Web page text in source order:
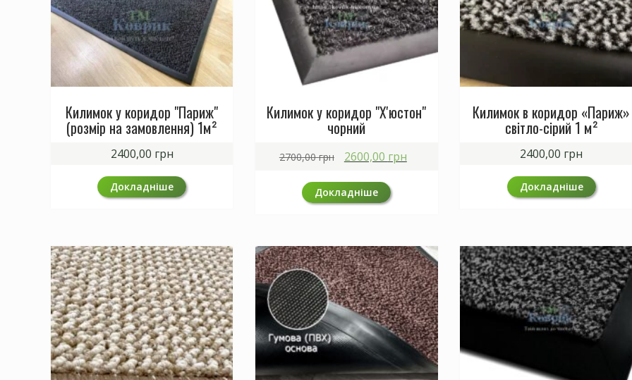
Килимок у коридор "Париж"
(розмір на замовлення) 1м²
2400,00 грн
Докладніше
Килимок у коридор "Х'юстон"
чорний
2700,00грн
Оригінальна
2700,00 грн.
2600,00 грн
Докладніше
Килимок в коридор «Париж»
світло-сірий 1 м²
2400,00 грн
Докладніше